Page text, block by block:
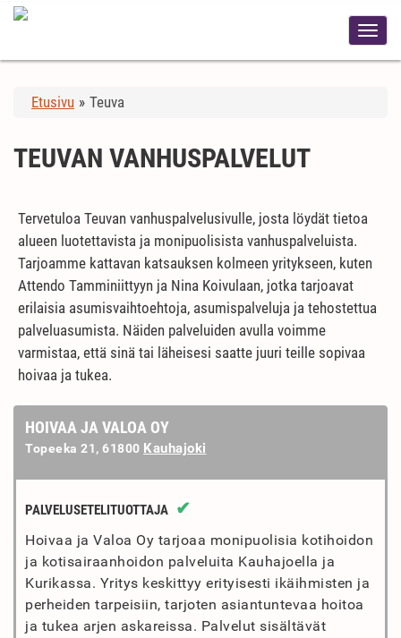
Etusivu » Teuva
TEUVAN VANHUSPALVELUT
Tervetuloa Teuvan vanhuspalvelusivulle, josta löydät tietoa
alueen luotettavista ja monipuolisista vanhuspalveluista.
Tarjoamme kattavan katsauksen kolmeen yritykseen, kuten
Attendo Tamminiittyyn ja Nina Koivulaan, jotka tarjoavat
erilaisia asumisvaihtoehtoja, asumispalveluja ja tehostettua
palveluasumista. Näiden palveluiden avulla voimme
varmistaa, että sinä tai läheisesi saatte juuri teille sopivaa
hoivaa ja tukea.
HOIVAA JA VALOA OY
Topeeka 21, 61800 Kauhajoki
PALVELUSETELITUOTTAJA ✔
Hoivaa ja Valoa Oy tarjoaa monipuolisia kotihoidon
ja kotisairaanhoidon palveluita Kauhajoella ja
Kurikassa. Yritys keskittyy erityisesti ikäihmisten ja
perheiden tarpeisiin, tarjoten asiantuntevaa hoitoa
ja tukea arjen askareissa. Palvelut sisältävät